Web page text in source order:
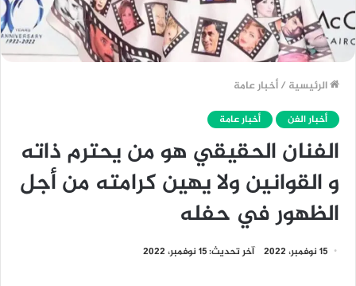
الرئيسية /أخبار عامة
أخبار الفن أخبار عامة
الفنان الحقيقي هو من يحترم ذاته
و القوانين ولا يهين كرامته من أجل
الظهور في حفله
15 نوفمبر، 2022 آخر تحديث: 15 نوفمبر، 2022